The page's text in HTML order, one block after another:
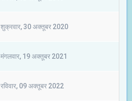
शुक्रवार, 30 अक्तूबर 2020
मंगलवार, 19 अक्तूबर 2021
रविवार, 09 अक्तूबर 2022